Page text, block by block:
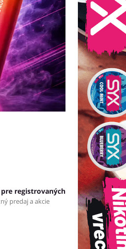
registrovaných
predaj a akcie